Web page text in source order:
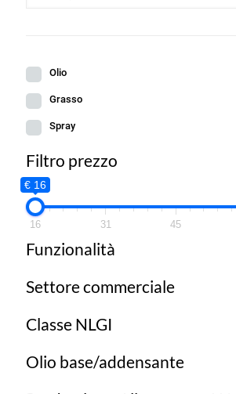
Olio
Grasso
Spray
Filtro prezzo
€ 16
16 31 45
Funzionalità
Settore commerciale
Classe NLGI
Olio base/addensante